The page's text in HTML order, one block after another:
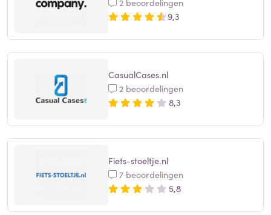
2 beoordelingen
9,3
CasualCases.nl
2 beoordelingen
8,3
Fiets-stoeltje.nl
7 beoordelingen
5,8